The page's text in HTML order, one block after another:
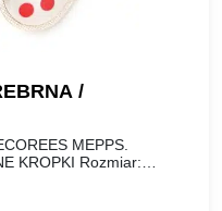
/
MEPPS.
KROPKI Rozmiar: